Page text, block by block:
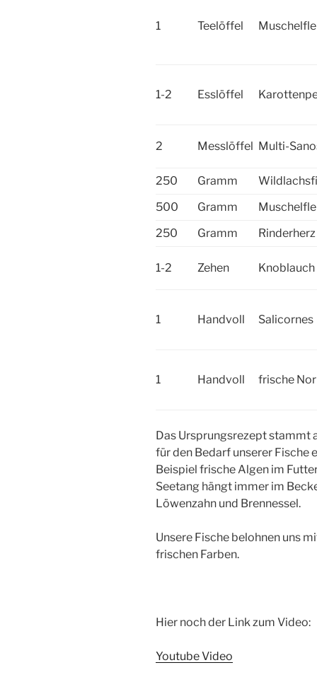
1 Teelöffel
1-2 Esslöffel
2 Messlöffel Multi-
250 Gramm
500
Gramm
250
Gramm Rinderherz
1-2 Zehen Knoblauch
1 Handvoll Salicornes
1 Handvoll frische
Das Ursprungsrezept stammt
für den Bedarf unserer Fische
Beispiel frische Algen im
Seetang hängt immer im
Löwenzahn und Brennessel.
Unsere Fische belohnen uns
frischen Farben.
Hier noch der Link zum Video:
Youtube Video